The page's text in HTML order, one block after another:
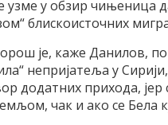
узме у обзир чињеница
блискоисточних
је, каже Данилов,
непријатеља у
додатних прихода,
чак и ако се Бела